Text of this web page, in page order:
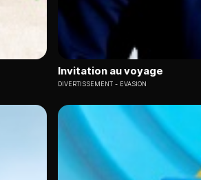
Invitation au voyage
DIVERTISSEMENT EVASION